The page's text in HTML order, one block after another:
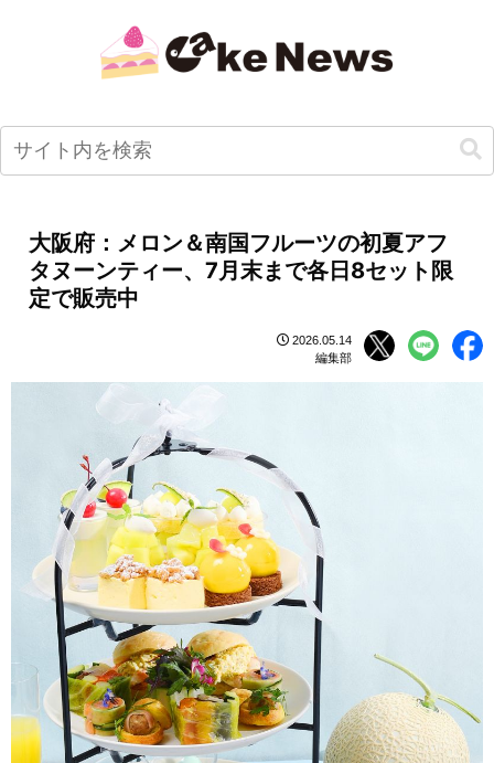
大阪府：メロン＆南国フルーツの初夏アフ
タヌーンティー、7月末まで各日8セット限
定で販売中
2026.05.14
編集部